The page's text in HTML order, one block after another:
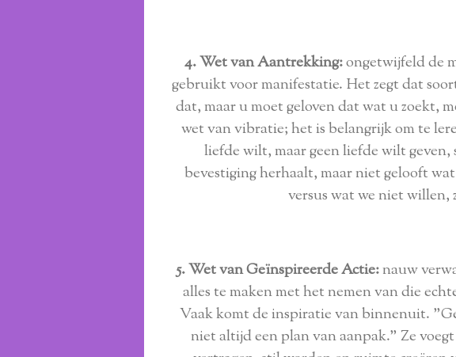
4. Wet van Aantrekking:ongetwijfeld de
gebruikt voor manifestatie. Het zegt dat
dat, maar u moet geloven dat wat u zoekt,
wet van vibratie; het is belangrijk om te
liefde wilt, maar geen liefde wilt
bevestiging herhaalt, maar niet gelooft
versus wat we niet willen,
5. Wet van Geïnspireerde Actie:nauw
alles te maken met het nemen van die
Vaak komt de inspiratie van binnenuit.
niet altijd een plan van aanpak." Ze